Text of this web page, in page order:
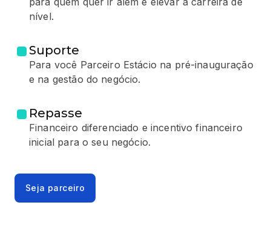
nível.
Suporte
Para você Parceiro Estácio na pré-inauguração
e na gestão do negócio.
Repasse
Financeiro diferenciado e incentivo financeiro
inicial para o seu negócio.
Seja parceiro